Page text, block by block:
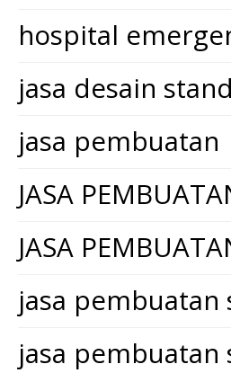
hospital
jasa desain
jasa pembuatan
JASA
JASA
jasa
jasa pembuatan